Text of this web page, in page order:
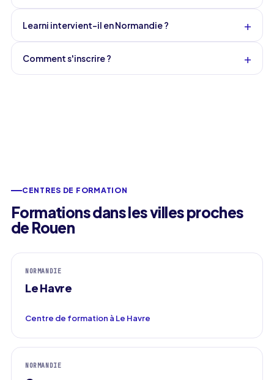
Learni intervient-il en Normandie ? +
Comment s'inscrire ? +
CENTRES DE FORMATION
Formations dans les villes proches
de Rouen
NORMANDIE
Le Havre
Centre de formation à Le Havre
NORMANDIE